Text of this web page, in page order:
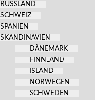
RUSSLAND
SCHWEIZ
SPANIEN
SKANDINAVIEN
DÄNEMARK
FINNLAND
ISLAND
NORWEGEN
SCHWEDEN